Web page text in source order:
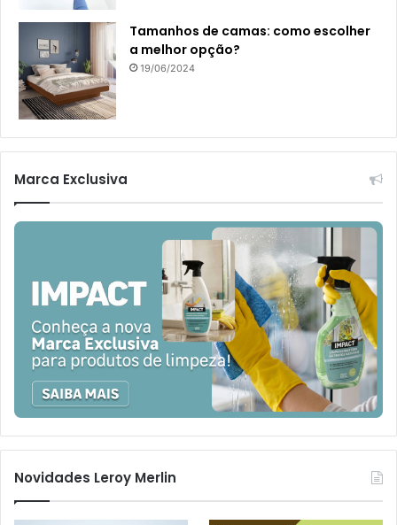
Tamanhos de camas: como escolher
a melhor opção?
19/06/2024
Marca Exclusiva
Novidades Leroy Merlin